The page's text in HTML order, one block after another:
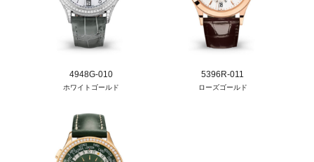
4948G-010
ホワイトゴールド
5396R-011
ローズゴールド